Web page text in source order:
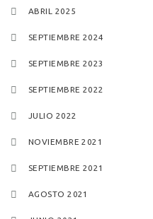
ABRIL 2025
SEPTIEMBRE 2024
SEPTIEMBRE 2023
SEPTIEMBRE 2022
JULIO 2022
NOVIEMBRE 2021
SEPTIEMBRE 2021
AGOSTO 2021